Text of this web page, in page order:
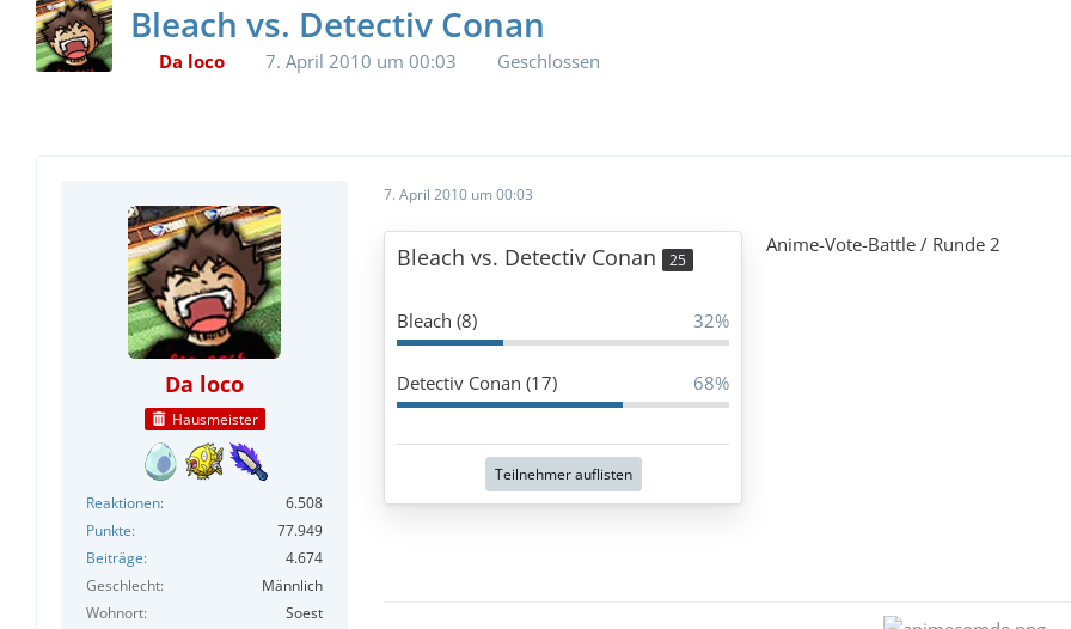
Bleach vs. Detectiv Conan
Da loco 7. April 2010 um 00:03 Geschlossen
Da loco
Hausmeister
Reaktionen
6.508
Punkte
77.949
Beiträge
4.674
Geschlecht
Männlich
Wohnort
Soest
7. April 2010 um 00:03
Bleach vs. Detectiv Conan 25
Bleach (8) 32%
Detectiv Conan (17) 68%
Teilnehmer auflisten
Anime-Vote-Battle / Runde 2